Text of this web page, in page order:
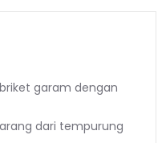
garam dengan
dari tempurung